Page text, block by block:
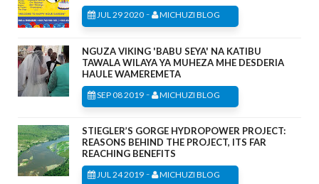
JUL 29 2020 - MICHUZI BLOG
NGUZA VIKING 'BABU SEYA' NA KATIBU
TAWALA WILAYA YA MUHEZA MHE DESDERIA
HAULE WAMEREMETA
SEP 08 2019 - MICHUZI BLOG
STIEGLER’S GORGE HYDROPOWER PROJECT:
REASONS BEHIND THE PROJECT, ITS FAR
REACHING BENEFITS
JUL 24 2019 - MICHUZI BLOG